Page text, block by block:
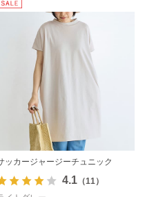
ッカージャージーチュニック
4.1（11）